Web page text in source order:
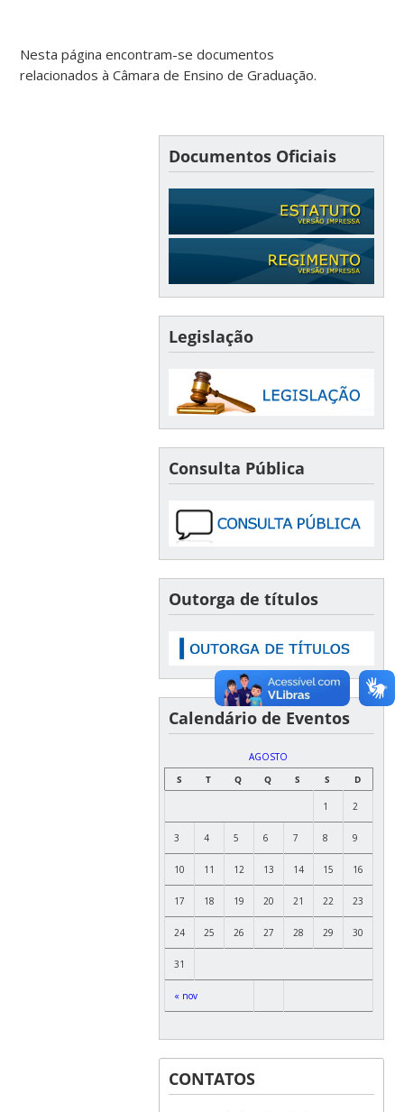
Nesta página encontram-se documentos
relacionados à Câmara de Ensino de Graduação.
Documentos Oficiais
Legislação
Consulta Pública
Outorga de títulos
Calendário de Eventos
AGOSTO
S
T Q Q S S D
« nov
1 2
3 4 5 6 7 8 9
10 11 12 13 14 15 16
17 18 19 20 21 22 23
24 25 26 27 28 29 30
31
CONTATOS